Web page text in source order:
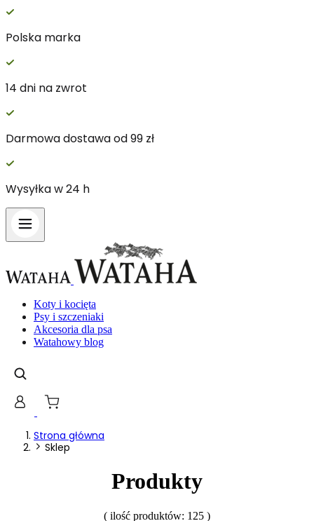
Polska marka
14 dni na zwrot
Darmowa dostawa od 99 zł
Wysyłka w 24 h
Koty i kocięta
Psy i szczeniaki
Akcesoria dla psa
Watahowy blog
Strona główna
Sklep
Produkty
( ilość produktów: 125 )
Niezbędne
preferowany język lub region, w którym znajduje się
Statystyka
Statystyczne pliki cookie pomagają właścicielem
gromadząc i zgłaszając anonimowe informacje.